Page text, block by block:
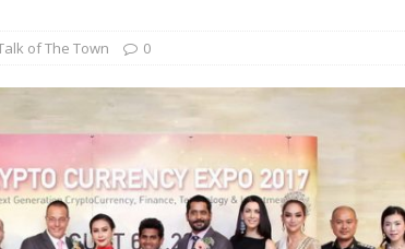
of The Town 0